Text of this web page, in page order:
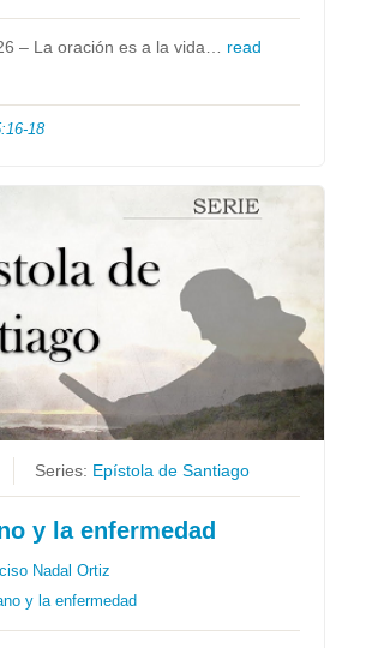
– La oración es a la vida… read
18
Series: Epístola de Santiago
y la enfermedad
Nadal Ortiz
y la enfermedad